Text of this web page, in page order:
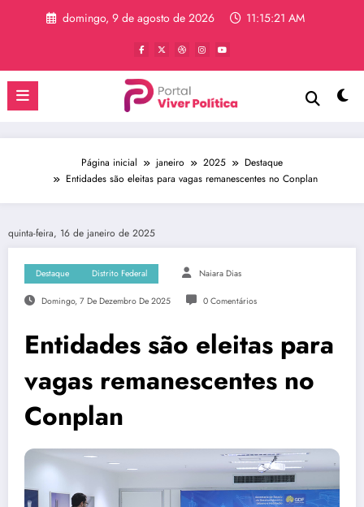
domingo, 9 de agosto de 2026 11:15:22 AM
Página inicial janeiro 2025
Destaque
Entidades são eleitas para vagas remanescentes no Conplan
quinta-feira, 16 de janeiro de 2025
Destaque Distrito Federal Naiara Dias
Domingo, 7 De Dezembro De 2025 0 Comentários
Entidades são eleitas para
vagas remanescentes no
Conplan